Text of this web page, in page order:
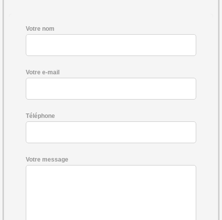
Votre nom
Votre e-mail
Téléphone
Votre message